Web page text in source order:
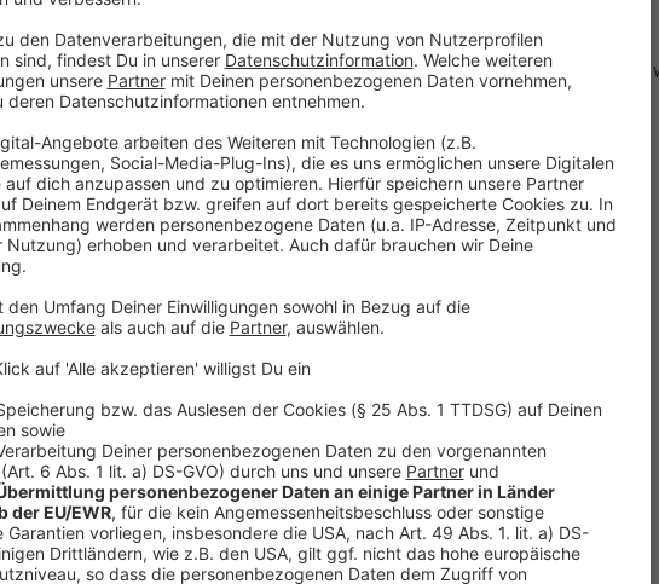
Wenn der Planungsausschuss nächste Woche "grünes Licht"
Rheinland einen Bauantrag vorbereiten.
Anzeige
Weitere Infos und Links zum Thema:
Azubis und Senioren leiden unter Wohnungsnot
Fehlende Wohnungen: Zu viele Azubis müssen pendeln
Ermittlungen nach Brand an LVR-Klinik
Anzeige